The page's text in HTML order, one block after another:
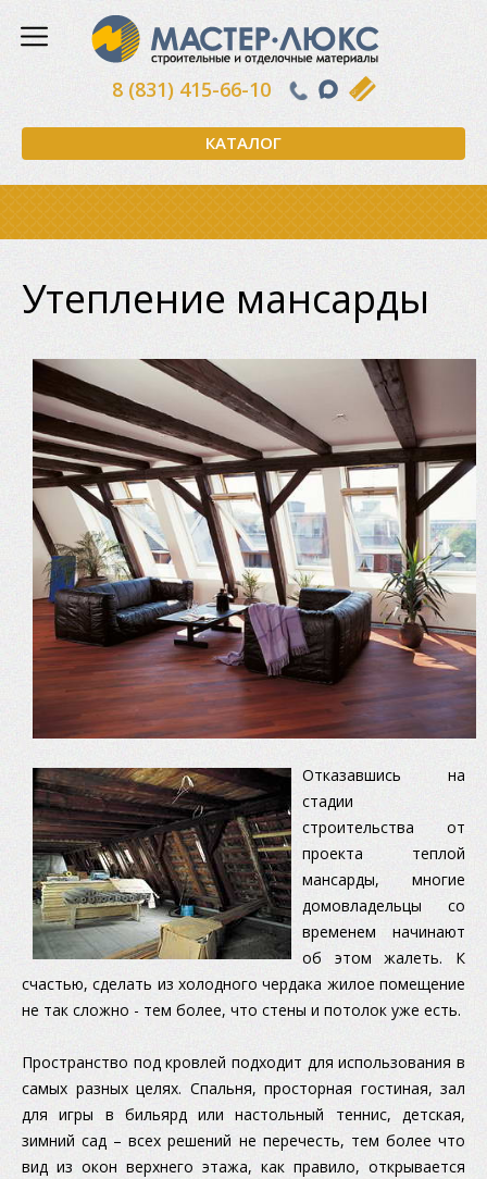
КАТАЛОГ
8 (831) 415-66-10
Утепление мансарды
Отказавшись на
стадии
строительства от
проекта теплой
мансарды, многие
домовладельцы со
временем начинают
об этом жалеть. К
счастью, сделать из холодного чердака жилое помещение
не так сложно - тем более, что стены и потолок уже есть.
Пространство под кровлей подходит для использования в
самых разных целях. Спальня, просторная гостиная, зал
для игры в бильярд или настольный теннис, детская,
зимний сад – всех решений не перечесть, тем более что
вид из окон верхнего этажа, как правило, открывается